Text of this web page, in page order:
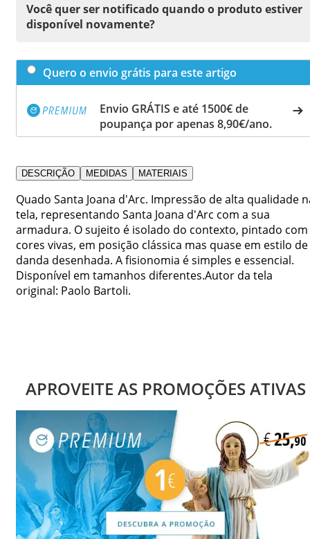
Você quer ser notificado quando o produto estiver
disponível novamente?
Quero o envio grátis para este artigo
Envio GRÁTIS e até 1500€ de
poupança por apenas 8,90€/ano.
DESCRIÇÃO MEDIDAS MATERIAIS
Quado Santa Joana d'Arc. Impressão de alta qualidade
tela, representando Santa Joana d'Arc com a sua
armadura. O sujeito é isolado do contexto, pintado com
cores vivas, em posição clássica mas quase em estilo de
danda desenhada. A fisionomia é simples e essencial.
Disponível em tamanhos diferentes.Autor da tela
original: Paolo Bartoli.
APROVEITE AS PROMOÇÕES ATIVAS